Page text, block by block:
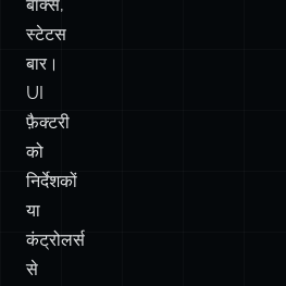
बॉक्स,
स्टेटस
बार।
UI
फ़ैक्टरी
को
निर्देशकों
या
कंट्रोलर्स
से